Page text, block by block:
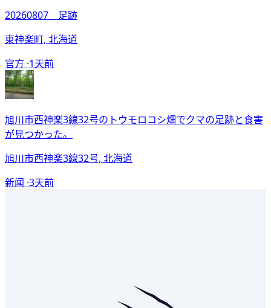
20260807 足跡
東神楽町, 北海道
官方 ·1天前
旭川市西神楽3線32号のトウモロコシ畑でクマの足跡と食害
が見つかった。
旭川市西神楽3線32号, 北海道
新闻 ·3天前